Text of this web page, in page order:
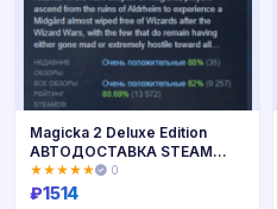
Magicka 2 Deluxe Edition
АВТОДОСТАВКА STEAM
РОССИЯ
★★★★★ 0
₽1514